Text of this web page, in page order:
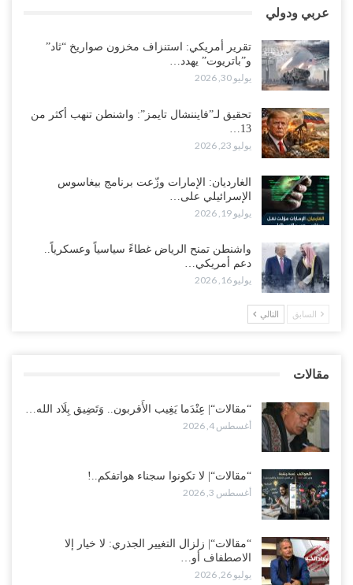
التفاف شعبي حوله..!
أغسطس 3, 2026
“عدن“| في تمرد عسكري واسع.. مئات الجنود يهتفون داخل المعسكرات
برحيل العليمي..!
أغسطس 3, 2026
في تصعيد غير مسبوق ولأول مرة.. عمرو البيض يهاجم السعودية: الثقة
أغسطس 3, 2026
مع تصاعد الخلافات داخل “الرئاسي”.. أعضاء المجلس ينقلبون على
أغسطس 3, 2026
العطش وغياب الغاز يفاقمان مأساة الأهالي بعدن.. مدينة تغرق في دوامة
الانهيار الخدمي..!
أغسطس 3, 2026
عربي ودولي
تقرير أمريكي: استنزاف مخزون صواريخ “ثاد”
و”باتريوت” يهدد…
يوليو 30, 2026
تحقيق لـ”فايننشال تايمز”: واشنطن تنهب أكثر من
13…
يوليو 23, 2026
الغارديان: الإمارات وزّعت برنامج بيغاسوس
الإسرائيلي على…
يوليو 19, 2026
واشنطن تمنح الرياض غطاءً سياسياً وعسكرياً..
دعم أمريكي…
يوليو 16, 2026
السابق التالي
مقالات
“مقالات“| عِنْدَما يَغِيب الأَقربون.. وَتَضِيق بِلَاد الله…
أغسطس 4, 2026
“مقالات“| لا تكونوا سجناء هواتفكم..!
أغسطس 3, 2026
“مقالات“| زلزال التغيير الجذري: لا خيار إلا
الاصطفاف أو…
يوليو 26, 2026